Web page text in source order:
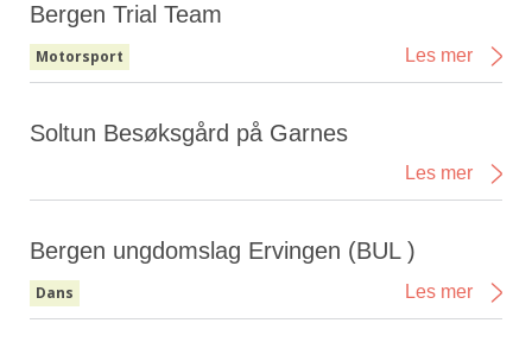
Bergen Trial Team
Motorsport Les mer
Soltun Besøksgård på Garnes
Les mer
Bergen ungdomslag Ervingen (BUL )
Dans Les mer